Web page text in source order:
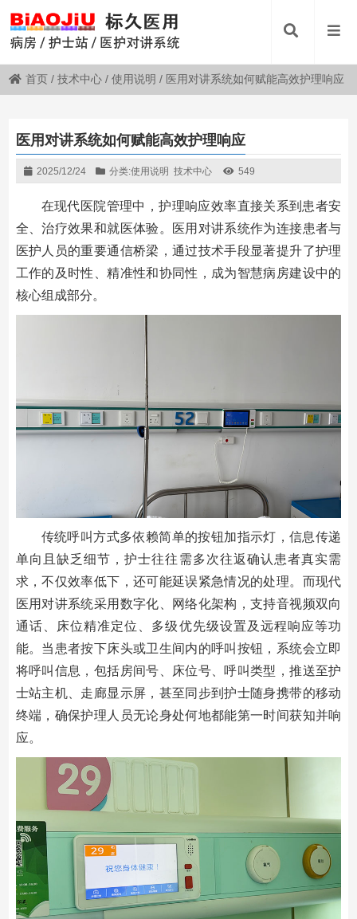
首页 /技术中心 /使用说明 / 医用对讲系统如何赋能高效护理响应
医用对讲系统如何赋能高效护理响应
2025/12/24 分类:使用说明 技术中心 549
在现代医院管理中，护理响应效率直接关系到患者安
全、治疗效果和就医体验。医用对讲系统作为连接患者与
医护人员的重要通信桥梁，通过技术手段显著提升了护理
工作的及时性、精准性和协同性，成为智慧病房建设中的
核心组成部分。
传统呼叫方式多依赖简单的按钮加指示灯，信息传递
单向且缺乏细节，护士往往需多次往返确认患者真实需
求，不仅效率低下，还可能延误紧急情况的处理。而现代
医用对讲系统采用数字化、网络化架构，支持音视频双向
通话、床位精准定位、多级优先级设置及远程响应等功
能。当患者按下床头或卫生间内的呼叫按钮，系统会立即
将呼叫信息，包括房间号、床位号、呼叫类型，推送至护
士站主机、走廊显示屏，甚至同步到护士随身携带的移动
终端，确保护理人员无论身处何地都能第一时间获知并响
应。